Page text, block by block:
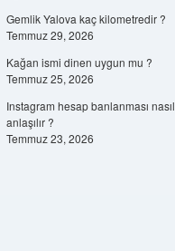
Gemlik Yalova kaç kilometredir ?
Temmuz 29, 2026
Kağan ismi dinen uygun mu ?
Temmuz 25, 2026
Instagram hesap banlanması nasıl
anlaşılır ?
Temmuz 23, 2026